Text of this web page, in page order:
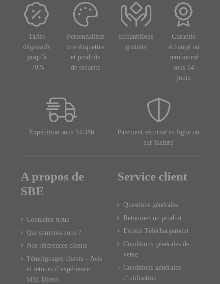
Tarifs
dégressifs
jusqu'à
-70%
Personnalisez
vos étiquettes
et produits
de sécurité
Echantillons
gratuits
Garantie
échangé ou
remboursé
sous 14
jours
Expédition sous 24/48h
Paiement sécurisé en ligne ou
sur facture
A propos de
SBE
Contactez-nous
Qui sommes-nous ?
Nos références clients
Témoignages clients – Avis
et retours d’expérience
SBE Direct
Service client
Questions générales
Retourner un produit
Espace Téléchargement
Conditions générales de
vente
Conditions générales
d’utilisation